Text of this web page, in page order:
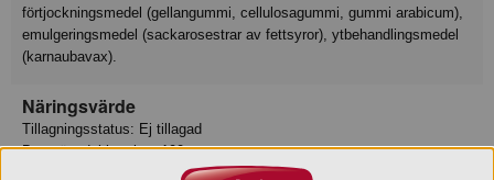
förtjockningsmedel (gellangummi, cellulosagummi, gummi arabicum),
emulgeringsmedel (sackarosestrar av fettsyror), ytbehandlingsmedel
(karnaubavax).
Näringsvärde
Tillagningsstatus: Ej tillagad
Basmängdeklaration: 100